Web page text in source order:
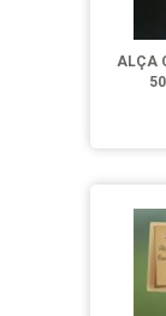
ALÇA